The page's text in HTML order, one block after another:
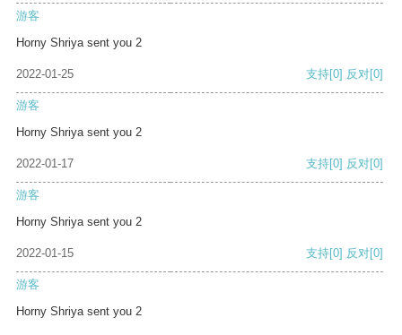
游客
Horny Shriya sent you 2
2022-01-25 支持[0] 反对[0]
游客
Horny Shriya sent you 2
2022-01-17 支持[0] 反对[0]
游客
Horny Shriya sent you 2
2022-01-15 支持[0] 反对[0]
游客
Horny Shriya sent you 2